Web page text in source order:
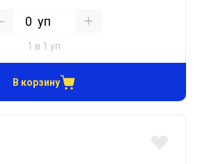
уп
1 в 1 уп
В корзину